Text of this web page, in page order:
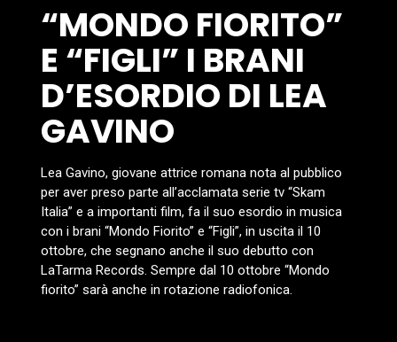
“MONDO FIORITO”
E “FIGLI” I BRANI
D’ESORDIO DI LEA
GAVINO
Lea Gavino, giovane attrice romana nota al pubblico
per aver preso parte all’acclamata serie tv “Skam
Italia” e a importanti film, fa il suo esordio in musica
con i brani “Mondo Fiorito” e “Figli”, in uscita il 10
ottobre, che segnano anche il suo debutto con
LaTarma Records. Sempre dal 10 ottobre “Mondo
fiorito” sarà anche in rotazione radiofonica.